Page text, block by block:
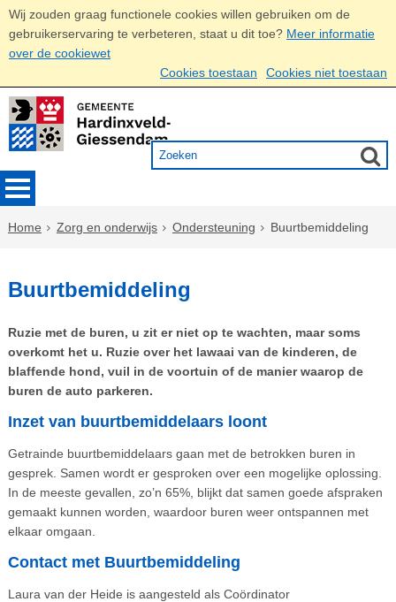
Wij zouden graag functionele cookies willen gebruiken om de
gebruikerservaring te verbeteren, staat u dit toe? Meer informatie
over de cookiewet
Cookies toestaan
Cookies niet toestaan
Home Zorg en onderwijs Ondersteuning Buurtbemiddeling
Buurtbemiddeling
Ruzie met de buren, u zit er niet op te wachten, maar soms
overkomt het u. Ruzie over het lawaai van de kinderen, de
blaffende hond, vuil in de voortuin of de manier waarop de
buren de auto parkeren.
Inzet van buurtbemiddelaars loont
Getrainde buurtbemiddelaars gaan met de betrokken buren in
gesprek. Samen wordt er gesproken over een mogelijke oplossing.
In de meeste gevallen, zo’n 65%, blijkt dat samen goede afspraken
gemaakt kunnen worden, waardoor buren weer ontspannen met
elkaar omgaan.
Contact met Buurtbemiddeling
Laura van der Heide is aangesteld als Coördinator